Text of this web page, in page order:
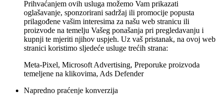
Prihvaćanjem ovih usluga možemo Vam prikazati
oglašavanje, sponzorirani sadržaj ili promocije popusta
prilagođene vašim interesima za našu web stranicu ili
proizvode na temelju Vašeg ponašanja pri pregledavanju i
kupnji te mjeriti njihov uspjeh. Uz vaš pristanak, na ovoj web
stranici koristimo sljedeće usluge trećih strana:
Meta-Pixel, Microsoft Advertising, Preporuke proizvoda
temeljene na klikovima, Ads Defender
Napredno praćenje konverzija